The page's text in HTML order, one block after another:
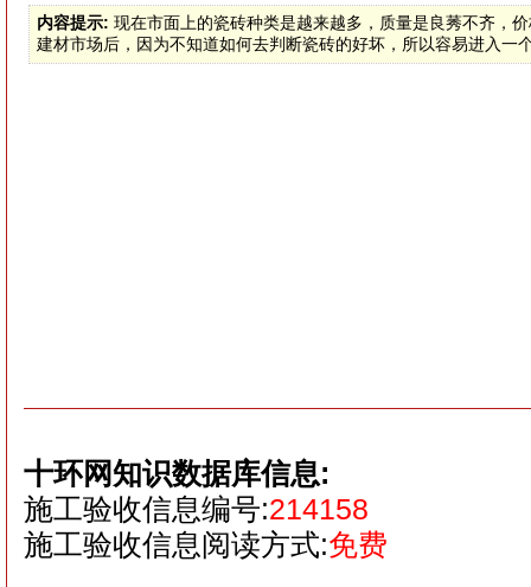
内容提示: 现在市面上的瓷砖种类是越来越多，质量是良莠不齐，
建材市场后，因为不知道如何去判断瓷砖的好坏，所以容易进入一
十环网知识数据库信息:
施工验收信息编号:214158
施工验收信息阅读方式:免费